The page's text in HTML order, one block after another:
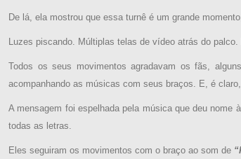
De lá, ela mostrou que essa turnê é um grande
Luzes piscando. Múltiplas telas de vídeo atrás do
Todos os seus movimentos agradavam os fãs,
acompanhando as músicas com seus braços. E, é
A mensagem foi espelhada pela música que deu nome
todas as letras.
Eles seguiram os movimentos com o braço ao som de